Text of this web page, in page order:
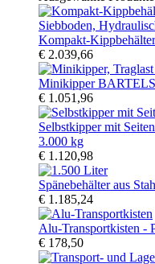
Kompakt-
€ 2.039,66
Minikipper
€ 1.051,96
Selbstkipper mit
3.000 kg
€ 1.120,98
Spänebehälter aus
€ 1.185,24
Alu-Transportkisten -
€ 178,50